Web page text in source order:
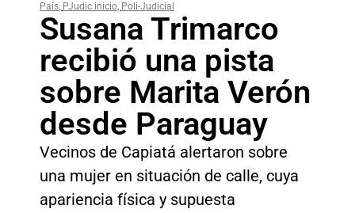
País, PJudic inicio, Poli-Judicial
Susana Trimarco
recibió una pista
sobre Marita Verón
desde Paraguay
Vecinos de Capiatá alertaron sobre
una mujer en situación de calle, cuya
apariencia física y supuesta